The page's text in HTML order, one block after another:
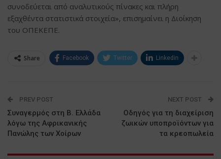
συνοδεύεται από αναλυτικούς πίνακες και πλήρη
εξαχθέντα στατιστικά στοιχεία», επισημαίνει η Διοίκηση
του ΟΠΕΚΕΠΕ.
Share Facebook Twitter Linkedin
PREV POST
Συναγερμός στη Β. Ελλάδα
λόγω της Αφρικανικής
Πανώλης των Χοίρων
NEXT POST
Οδηγός για τη διαχείριση
ζωικών υποπροϊόντων για
τα κρεοπωλεία